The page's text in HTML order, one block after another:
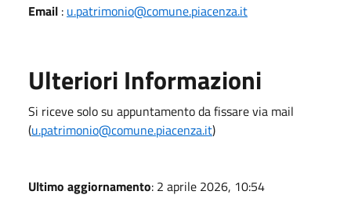
Email : u.patrimonio@comune.piacenza.it
Ulteriori Informazioni
Si riceve solo su appuntamento da fissare via mail
(u.patrimonio@comune.piacenza.it)
Ultimo aggiornamento: 2 aprile 2026, 10:54